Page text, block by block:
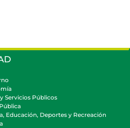
Servicios Públicos
Educación, Deportes y Recreación